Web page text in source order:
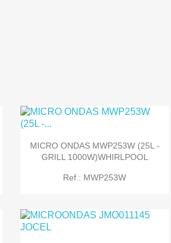
MICRO ONDAS MWP253W (25L -
GRILL 1000W)WHIRLPOOL
Ref.: MWP253W